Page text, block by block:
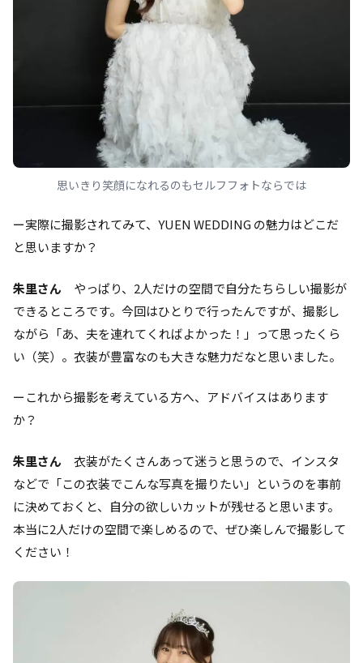
思いきり笑顔になれるのもセルフフォトならでは
ー実際に撮影されてみて、YUEN WEDDING の魅力はどこだ
と思いますか？
朱里さん やっぱり、2人だけの空間で自分たちらしい撮影が
できるところです。今回はひとりで行ったんですが、撮影し
ながら「あ、夫を連れてくればよかった！」って思ったくら
い（笑）。衣装が豊富なのも大きな魅力だなと思いました。
ーこれから撮影を考えている方へ、アドバイスはあります
か？
朱里さん 衣装がたくさんあって迷うと思うので、インスタ
などで「この衣装でこんな写真を撮りたい」というのを事前
に決めておくと、自分の欲しいカットが残せると思います。
本当に2人だけの空間で楽しめるので、ぜひ楽しんで撮影して
ください！